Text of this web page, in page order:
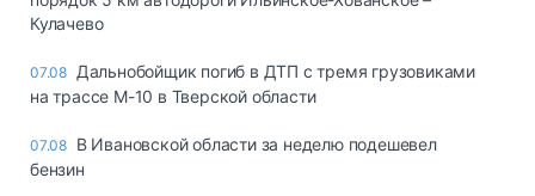
Кулачево
07.08 Дальнобойщик погиб в ДТП с тремя грузовиками
на трассе М-10 в Тверской области
07.08 В Ивановской области за неделю подешевел
бензин